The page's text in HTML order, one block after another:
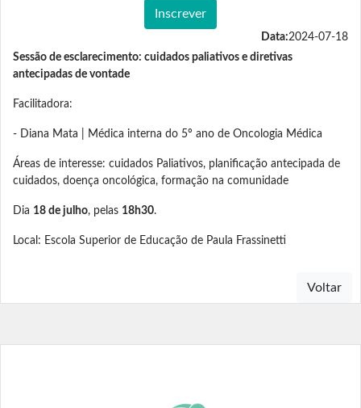
Inscrever
Data:2024-07-18
Sessão de esclarecimento: cuidados paliativos e diretivas
antecipadas de vontade
Facilitadora:
- Diana Mata | Médica interna do 5º ano de Oncologia Médica
Áreas de interesse: cuidados Paliativos, planificação antecipada de
cuidados, doença oncológica, formação na comunidade
Dia 18 de julho, pelas 18h30.
Local: Escola Superior de Educação de Paula Frassinetti
Voltar